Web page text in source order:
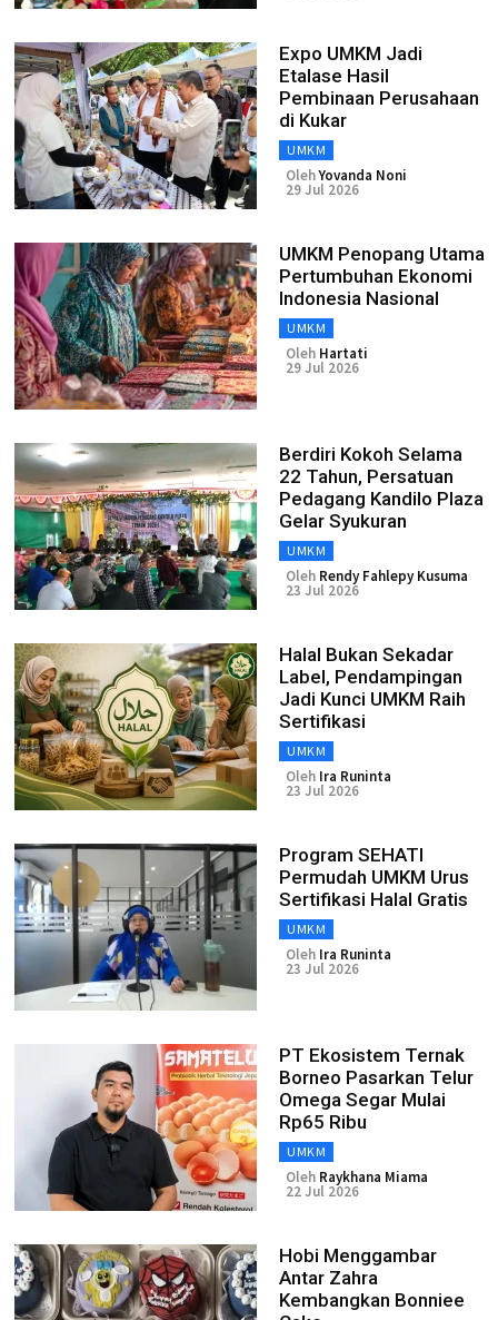
Expo UMKM Jadi
Etalase Hasil
Pembinaan Perusahaan
di Kukar
UMKM
OlehYovanda Noni
29 Jul 2026
UMKM Penopang Utama
Pertumbuhan Ekonomi
Indonesia Nasional
UMKM
Oleh Hartati
29 Jul 2026
Berdiri Kokoh Selama
22 Tahun, Persatuan
Pedagang Kandilo Plaza
Gelar Syukuran
UMKM
Oleh Rendy Fahlepy Kusuma
23 Jul 2026
Halal Bukan Sekadar
Label, Pendampingan
Jadi Kunci UMKM Raih
Sertifikasi
UMKM
Oleh Ira Runinta
23 Jul 2026
Program SEHATI
Permudah UMKM Urus
Sertifikasi Halal Gratis
UMKM
Oleh Ira Runinta
23 Jul 2026
PT Ekosistem Ternak
Borneo Pasarkan Telur
Omega Segar Mulai
Rp65 Ribu
UMKM
Oleh Raykhana Miama
22 Jul 2026
Hobi Menggambar
Antar Zahra
Kembangkan Bonniee